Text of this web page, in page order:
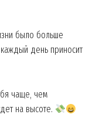
было больше
день приносит
чаще, чем
на высоте.